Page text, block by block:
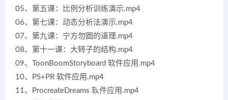
05、第五课：比例分析训练演示.mp4
06、第七课：动态分析法演示.mp4
07、第九课：宁方勿圆的道理.mp4
08、第十一课：大转子的结构.mp4
09、ToonBoomStoryboard 软件应用.mp4
10、PS+PR 软件应用.mp4
11、ProcreateDreams 软件应用.mp4